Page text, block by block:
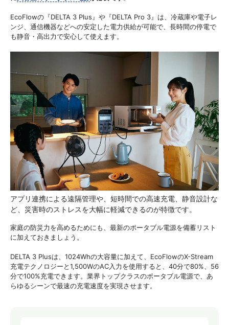
EcoFlowの『DELTA 3 Plus』や『DELTA Pro 3』は、冷蔵庫や電子レ
ンジ、通信機器などへの安定した電力供給が可能で、長時間の停電で
も静音・高出力で安心して使えます。
アプリ連携による遠隔管理や、短時間での高速充電、静音設計な
ど、災害時のストレスを大幅に軽減できるのが特徴です。
家庭の防災力を高めるためにも、最新のポータブル電源を備蓄リスト
に加えておきましょう。
DELTA 3 Plusは、1024Whの大容量に加えて、EcoFlowのX-Stream
充電テクノロジーと1,500WのAC入力を使用すると、40分で80%、56
分で100%充電できます。業界トップクラスのポータブル電源で、あ
らゆるシーンで最速の充電速度を実現させます。